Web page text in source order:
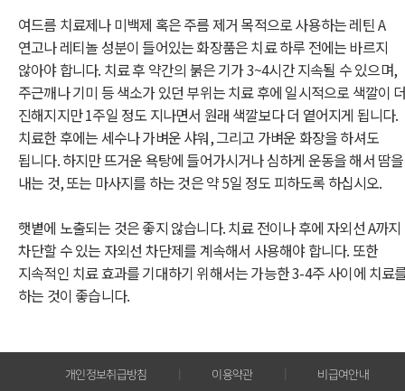
여드름 치료제나 미백제 혹은 주름 제거 목적으로 사용하는 레틴 A
연고나 레티놀 성분이 들어있는 화장품은 치료 하루 전에는 바르지
않아야 합니다. 치료 후 약간의 붉은 기가 3~4시간 지속될 수 있으며,
주근깨나 기미 등 색소가 있던 부위는 치료 후에 일시적으로 색깔이
진해지지만 1주일 정도 지나면서 원래 색깔보다 더 옅어지게 됩니다.
치료한 후에는 세수나 가벼운 샤워, 그리고 가벼운 화장을 하셔도
됩니다. 하지만 뜨거운 욕탕에 들어가시거나 심하게 운동을 해서 땀을
내는 것, 또는 마사지를 하는 것은 약 5일 정도 피하도록 하십시오.
햇볕에 노출되는 것은 좋지 않습니다. 치료 전이나 후에 자외선 A까지
차단할 수 있는 자외선 차단제를 계속해서 사용해야 합니다. 또한
지속적인 치료 효과를 기대하기 위해서는 가능한 3-4주 사이에 치료
하는 것이 좋습니다.
개인정보취급방침 이용약관 비급여안내